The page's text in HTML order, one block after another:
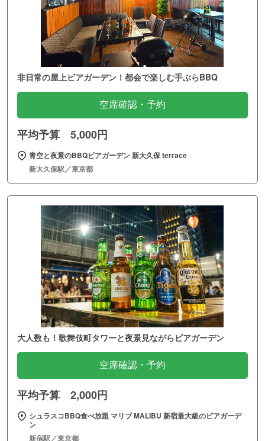
非日常の屋上ビアガーデン！都会で楽しむ手ぶらBBQ
空席確認・予約
平均予算 5,000円
青空と夜景のBBQビアガーデン 新大久保 terrace
新大久保駅／東京都
大人数も！歌舞伎町タワーと夜景見ながらビアガーデン
空席確認・予約
平均予算 2,000円
シュラスコBBQ食べ放題 マリブ MALIBU 新宿最大級のビアガーデ
ン
新宿駅／東京都